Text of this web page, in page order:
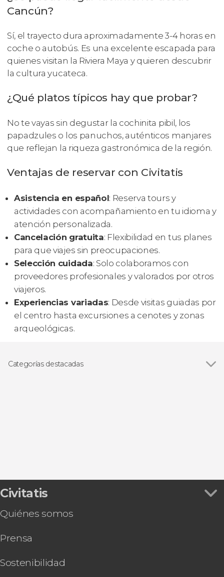
Cancún?
Sí, el trayecto dura aproximadamente 3-4 horas en
coche o autobús. Es una excelente escapada para
quienes visitan la Riviera Maya y quieren descubrir
la cultura yucateca.
¿Qué platos típicos hay que probar?
No te vayas sin degustar la cochinita pibil, los
papadzules o los panuchos, auténticos manjares
que reflejan la riqueza gastronómica de la región.
Ventajas de reservar con Civitatis
Asistencia en español: Reserva tours y
actividades con acompañamiento en tu idioma y
atención personalizada.
Cancelación gratuita: Flexibilidad en tus planes
para que viajes sin preocupaciones.
Selección cuidada: Solo colaboramos con
proveedores profesionales y valorados por otros
viajeros.
Experiencias variadas: Desde visitas guiadas por
el centro hasta excursiones a cenotes y zonas
arqueológicas.
Categorías destacadas
Civitatis
Quiénes somos
Prensa
Sostenibilidad